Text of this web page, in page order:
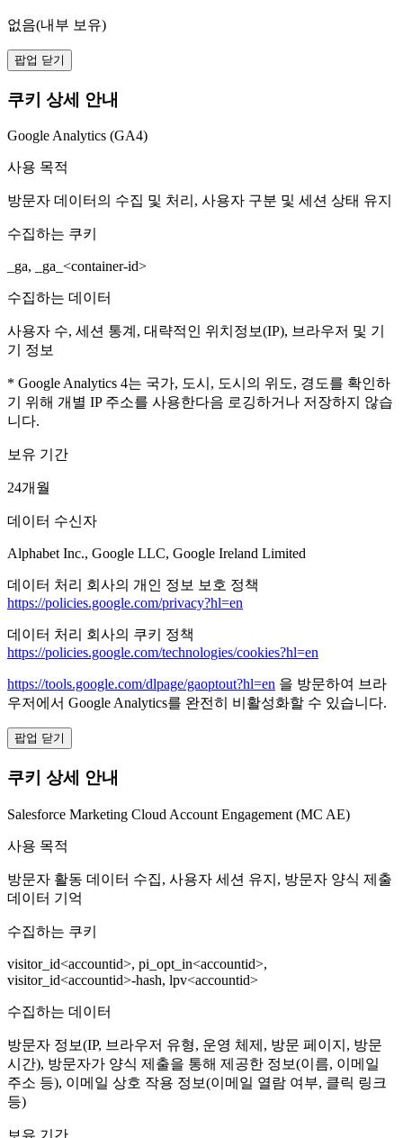
없음(내부 보유)
팝업 닫기
쿠키 상세 안내
Google Analytics (GA4)
사용 목적
방문자 데이터의 수집 및 처리, 사용자 구분 및 세션 상태 유지
수집하는 쿠키
_ga, _ga_<container-id>
수집하는 데이터
사용자 수, 세션 통계, 대략적인 위치정보(IP), 브라우저 및 기
기 정보
* Google Analytics 4는 국가, 도시, 도시의 위도, 경도를 확인하
기 위해 개별 IP 주소를 사용한다음 로깅하거나 저장하지 않습
니다.
보유 기간
24개월
데이터 수신자
Alphabet Inc., Google LLC, Google Ireland Limited
데이터 처리 회사의 개인 정보 보호 정책
https://policies.google.com/privacy?hl=en
데이터 처리 회사의 쿠키 정책
https://policies.google.com/technologies/cookies?hl=en
https://tools.google.com/dlpage/gaoptout?hl=en 을 방문하여 브라
우저에서 Google Analytics를 완전히 비활성화할 수 있습니다.
팝업 닫기
쿠키 상세 안내
Salesforce Marketing Cloud Account Engagement (MC AE)
사용 목적
방문자 활동 데이터 수집, 사용자 세션 유지, 방문자 양식 제출
데이터 기억
수집하는 쿠키
visitor_id<accountid>, pi_opt_in<accountid>,
visitor_id<accountid>-hash, lpv<accountid>
수집하는 데이터
방문자 정보(IP, 브라우저 유형, 운영 체제, 방문 페이지, 방문
시간), 방문자가 양식 제출을 통해 제공한 정보(이름, 이메일
주소 등), 이메일 상호 작용 정보(이메일 열람 여부, 클릭 링크
등)
보유 기간